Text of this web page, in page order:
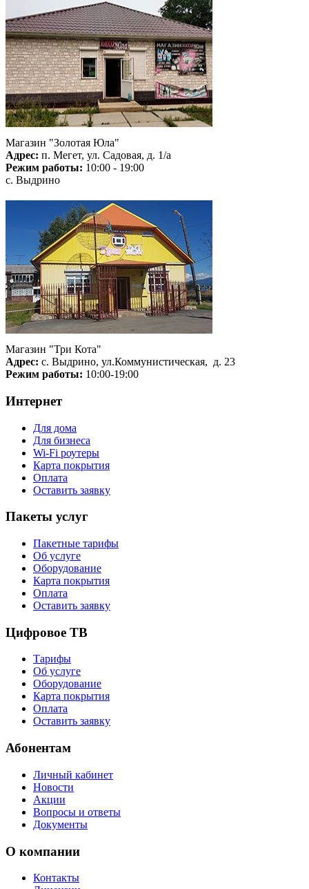
Магазин "Золотая Юла"
Адрес: п. Мегет, ул. Садовая, д. 1/а
Режим работы: 10:00 - 19:00
с. Выдрино
Магазин "Три Кота"
Адрес: с. Выдрино, ул.Коммунистическая, д. 23
Режим работы: 10:00-19:00
Интернет
Для дома
Для бизнеса
Wi-Fi роутеры
Карта покрытия
Оплата
Оставить заявку
Пакеты услуг
Пакетные тарифы
Об услуге
Оборудование
Карта покрытия
Оплата
Оставить заявку
Цифровое ТВ
Тарифы
Об услуге
Оборудование
Карта покрытия
Оплата
Оставить заявку
Абонентам
Личный кабинет
Новости
Акции
Вопросы и ответы
Документы
О компании
Контакты